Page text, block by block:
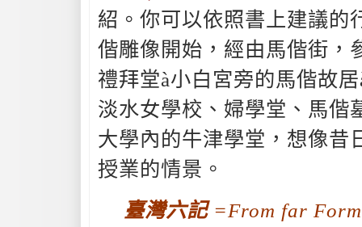
紹。你可以依照書上建議的
偕雕像開始，經由馬偕街，
禮拜堂à小白宮旁的馬偕故
淡水女學校、婦學堂、馬偕
大學內的牛津學堂，想像昔
授業的情景。
臺灣六記=From far